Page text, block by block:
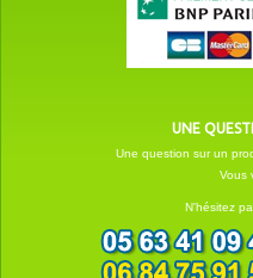
UNE
Une question sur un
Vous
N'hésitez